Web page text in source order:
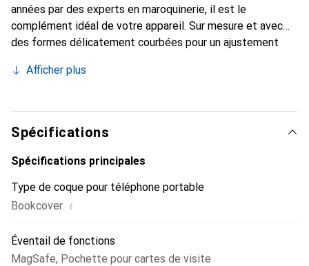
années par des experts en maroquinerie, il est le
complément idéal de votre appareil. Sur mesure et avec
des formes délicatement courbées pour un ajustement
votre smartphone. La marque Noreve est
qualité et constitue toujours un excellent choix pour le
client exigeant.
Afficher plus
Spécifications
Spécifications principales
Type de coque pour téléphone portable
Bookcover i
Éventail de fonctions
MagSafe, Pochette pour cartes de visite